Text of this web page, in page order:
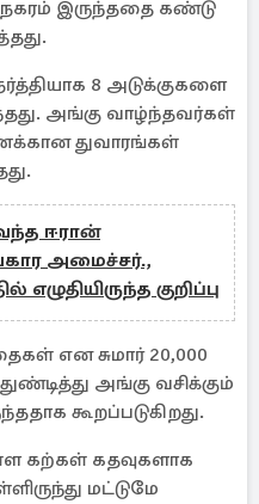
நகரம் இருந்ததை கண்டு
8 அடுக்குகளை
அங்கு வாழ்ந்தவர்கள்
துவாரங்கள்
ஈரான்
அமைச்சர்.,
எழுதியிருந்த குறிப்பு
என சுமார் 20,000
அங்கு வசிக்கும்
கூறப்படுகிறது.
கற்கள் கதவுகளாக
மட்டுமே